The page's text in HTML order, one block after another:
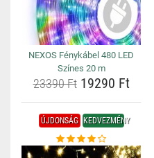
NEXOS Fénykábel 480 LED
Színes 20 m
23390 Ft19290 Ft
ÚJDONSÁG KEDVEZMÉNY